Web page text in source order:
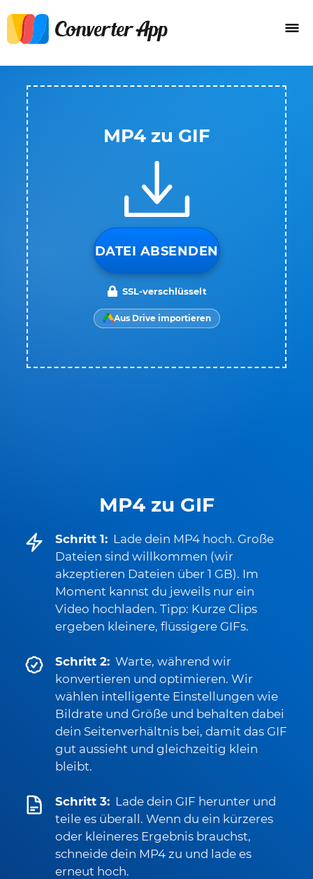
MP4 zu GIF
Schritt 1: Lade dein MP4 hoch. Große
Dateien sind willkommen (wir
akzeptieren Dateien über 1 GB). Im
Moment kannst du jeweils nur ein
Video hochladen. Tipp: Kurze Clips
ergeben kleinere, flüssigere GIFs.
Schritt 2: Warte, während wir
konvertieren und optimieren. Wir
wählen intelligente Einstellungen wie
Bildrate und Größe und behalten dabei
dein Seitenverhältnis bei, damit das GIF
gut aussieht und gleichzeitig klein
bleibt.
Schritt 3: Lade dein GIF herunter und
teile es überall. Wenn du ein kürzeres
oder kleineres Ergebnis brauchst,
schneide dein MP4 zu und lade es
erneut hoch.
MP4 zu GIF
DATEI ABSENDEN
SSL-verschlüsselt
Aus Drive importieren